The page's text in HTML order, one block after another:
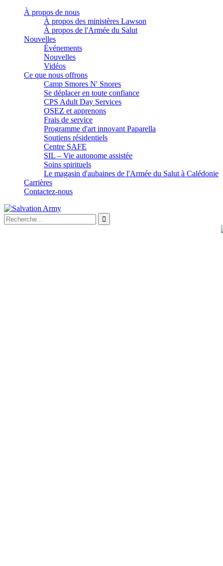
À propos de nous
À propos des ministères Lawson
À propos de l'Armée du Salut
Nouvelles
Événements
Nouvelles
Vidéos
Ce que nous offrons
Camp Smores N' Snores
Se déplacer en toute confiance
CPS Adult Day Services
OSEZ et apprenons
Frais de service
Programme d'art innovant Paparella
Soutiens résidentiels
Centre SAFE
SIL – Vie autonome assistée
Soins spirituels
Le magasin d'aubaines de l'Armée du Salut à Calédonie
Carrières
Contactez-nous